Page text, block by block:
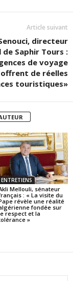
Article suivant
directeur
de Saphir Tours :
de voyage
offrent de réelles
touristiques»
ENTRETIENS
Mellouli, sénateur
: « La visite du
révèle une réalité
fondée sur
respect et la
»